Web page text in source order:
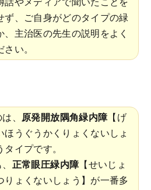
ず、ご自身がどのタイプの緑
、主治医の先生の説明をよく
い。
、 原発開放隅角緑内障【げ
ほうぐうかくりょくないしょ
イプです。
正常眼圧緑内障【せいじょ
りょくないしょう】が一番多